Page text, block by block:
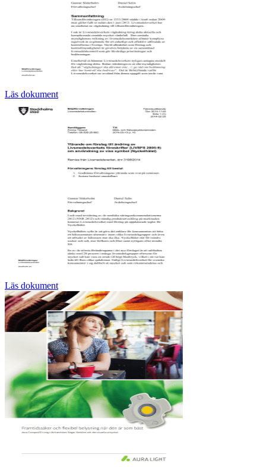
Läs dokument
Läs dokument